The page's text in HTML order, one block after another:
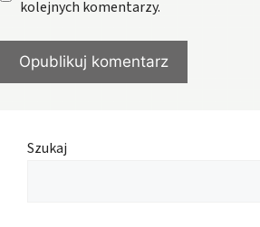
kolejnych komentarzy.
Szukaj